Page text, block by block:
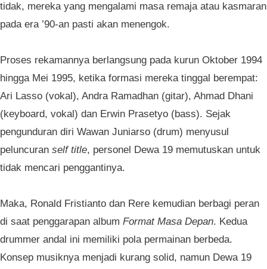
tidak, mereka yang mengalami masa remaja atau kasmaran
pada era ’90-an pasti akan menengok.
Proses rekamannya berlangsung pada kurun Oktober 1994
hingga Mei 1995, ketika formasi mereka tinggal berempat:
Ari Lasso (vokal), Andra Ramadhan (gitar), Ahmad Dhani
(keyboard, vokal) dan Erwin Prasetyo (bass). Sejak
pengunduran diri Wawan Juniarso (drum) menyusul
peluncuran self title, personel Dewa 19 memutuskan untuk
tidak mencari penggantinya.
Maka, Ronald Fristianto dan Rere kemudian berbagi peran
di saat penggarapan album Format Masa Depan. Kedua
drummer andal ini memiliki pola permainan berbeda.
Konsep musiknya menjadi kurang solid, namun Dewa 19